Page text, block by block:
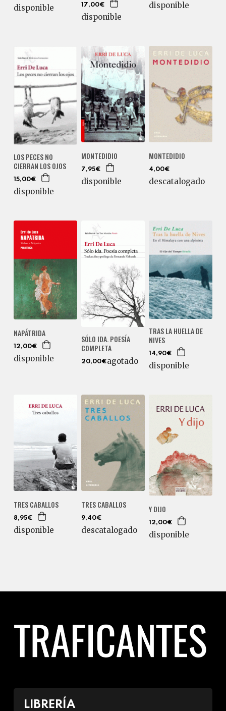
disponible 17,00€
disponible
disponible
LOS PECES NO
CIERRAN LOS OJOS
15,00€
disponible
MONTEDIDIO
7,95€
disponible
MONTEDIDIO
4,00€
descatalogado
NAPÁTRIDA
12,00€
disponible
SÓLO IDA. POESÍA
COMPLETA
20,00€agotado
TRAS LA HUELLA DE
NIVES
14,90€
disponible
TRES CABALLOS
8,95€
disponible
TRES CABALLOS
9,40€
descatalogado
Y DIJO
12,00€
disponible
LIBRERÍA